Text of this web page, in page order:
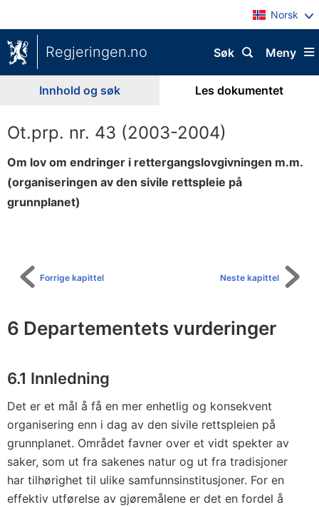
Norsk
Regjeringen.no Meny
Søk
Innhold og søk Les dokumentet
Ot.prp. nr. 43 (2003-2004)
Om lov om endringer i rettergangslovgivningen m.m.
(organiseringen av den sivile rettspleie på
grunnplanet)
Neste kapittel
Forrige kapittel
6 Departementets vurderinger
6.1 Innledning
Det er et mål å få en mer enhetlig og konsekvent
organisering enn i dag av den sivile rettspleien på
grunnplanet. Området favner over et vidt spekter av
saker, som ut fra sakenes natur og ut fra tradisjoner
har tilhørighet til ulike samfunnsinstitusjoner. For en
effektiv utførelse av gjøremålene er det en fordel å